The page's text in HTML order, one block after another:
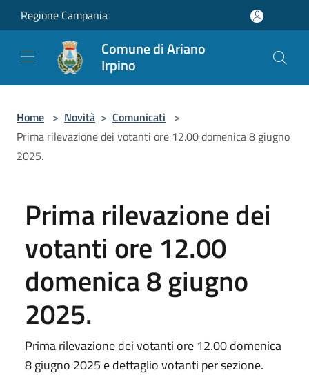
Salta al contenuto principale
Regione Campania
Comune di Ariano
Irpino
Home > Novità > Comunicati >
Prima rilevazione dei votanti ore 12.00 domenica 8 giugno
2025.
Prima rilevazione dei
votanti ore 12.00
domenica 8 giugno
2025.
Prima rilevazione dei votanti ore 12.00 domenica
8 giugno 2025 e dettaglio votanti per sezione.